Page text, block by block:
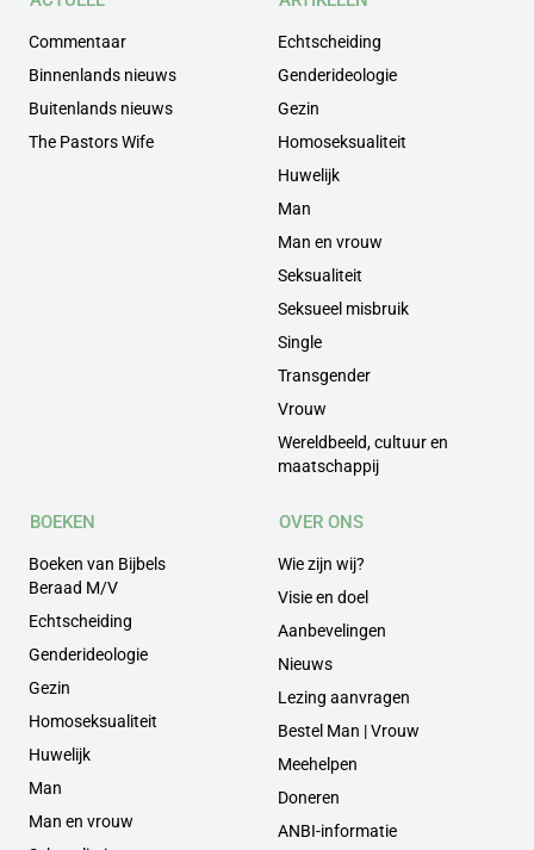
Commentaar
Binnenlands nieuws
Buitenlands nieuws
The Pastors Wife
Echtscheiding
Genderideologie
Gezin
Homoseksualiteit
Huwelijk
Man
Man en vrouw
Seksualiteit
Seksueel misbruik
Single
Transgender
Vrouw
Wereldbeeld, cultuur en
maatschappij
BOEKEN
Boeken van Bijbels
Beraad M/V
Echtscheiding
Genderideologie
Gezin
Homoseksualiteit
Huwelijk
Man
Man en vrouw
OVER ONS
Wie zijn wij?
Visie en doel
Aanbevelingen
Nieuws
Lezing aanvragen
Bestel Man | Vrouw
Meehelpen
Doneren
ANBI-informatie